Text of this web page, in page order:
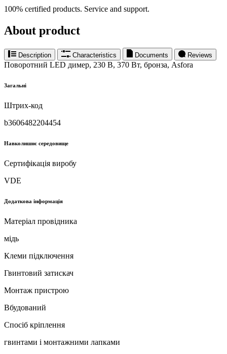
100% certified products. Service and support.
About product
Description Characteristics Documents Reviews
Поворотний LED димер, 230 В, 370 Вт, бронза, Asfora
Загальні
Штрих-код
b3606482204454
Навколишнє середовище
Сертифікація виробу
VDE
Додаткова інформація
Матеріал провідника
мідь
Клеми підключення
Гвинтовий затискач
Монтаж пристрою
Вбудований
Спосіб кріплення
гвинтами і монтажними лапками